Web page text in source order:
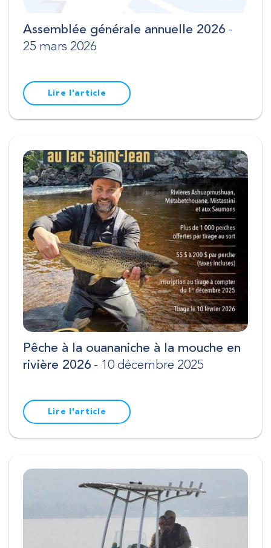
Assemblée générale annuelle 2026 -
25 mars 2026
Lire l'article
Pêche à la ouananiche à la mouche en
rivière 2026 - 10 décembre 2025
Lire l'article